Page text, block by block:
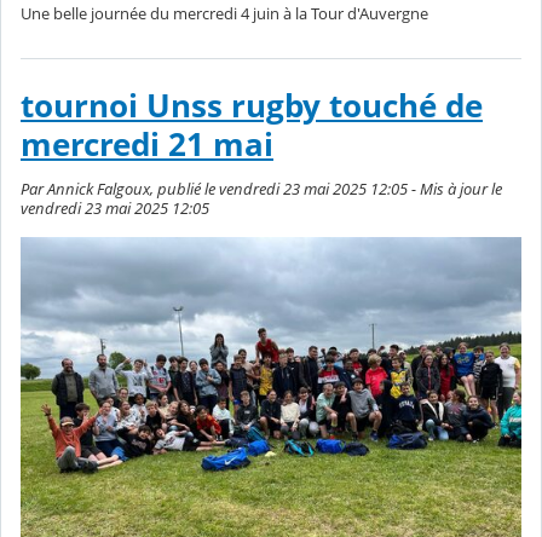
Une belle journée du mercredi 4 juin à la Tour d'Auvergne
tournoi Unss rugby touché de
mercredi 21 mai
Par Annick Falgoux, publié le vendredi 23 mai 2025 12:05 - Mis à jour le
vendredi 23 mai 2025 12:05